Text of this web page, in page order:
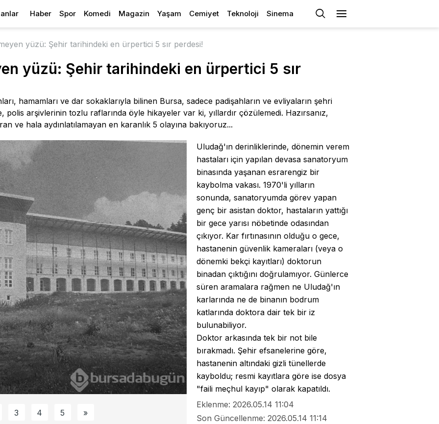
Haber Spor Komedi Magazin Yaşam Cemiyet Teknoloji Sinema
yüzü: Şehir tarihindeki en ürpertici 5 sır perdesi!
yüzü: Şehir tarihindeki en ürpertici 5 sır
hamamları ve dar sokaklarıyla bilinen Bursa, sadece padişahların ve evliyaların şehri
polis arşivlerinin tozlu raflarında öyle hikayeler var ki, yıllardır çözülemedi. Hazırsanız,
ve hala aydınlatılamayan en karanlık 5 olayına bakıyoruz...
3 4 5 »
Uludağ'ın derinliklerinde, dönemin verem
hastaları için yapılan devasa sanatoryum
binasında yaşanan esrarengiz bir
kaybolma vakası. 1970'li yılların
sonunda, sanatoryumda görev yapan
genç bir asistan doktor, hastaların yattığı
bir gece yarısı nöbetinde odasından
çıkıyor. Kar fırtınasının olduğu o gece,
hastanenin güvenlik kameraları (veya o
dönemki bekçi kayıtları) doktorun
binadan çıktığını doğrulamıyor. Günlerce
süren aramalara rağmen ne Uludağ'ın
karlarında ne de binanın bodrum
katlarında doktora dair tek bir iz
bulunabiliyor.
Doktor arkasında tek bir not bile
bırakmadı. Şehir efsanelerine göre,
hastanenin altındaki gizli tünellerde
kayboldu; resmi kayıtlara göre ise dosya
"faili meçhul kayıp" olarak kapatıldı.
Eklenme: 2026.05.14 11:04
Son Güncellenme: 2026.05.14 11:14